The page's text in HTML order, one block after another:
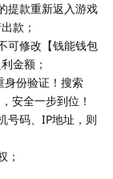
提款重新返入游戏
款；
可修改【钱能钱包
金额；
身份验证！搜索
安全一步到位！
号码、IP地址，则
；